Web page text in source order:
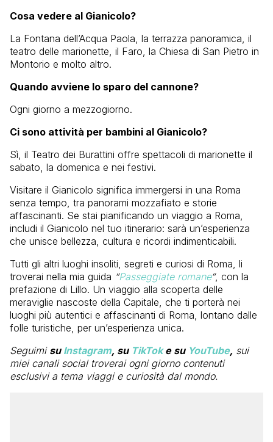
Cosa vedere al Gianicolo?
La Fontana dell’Acqua Paola, la terrazza panoramica, il
teatro delle marionette, il Faro, la Chiesa di San Pietro in
Montorio e molto altro.
Quando avviene lo sparo del cannone?
Ogni giorno a mezzogiorno.
Ci sono attività per bambini al Gianicolo?
Sì, il Teatro dei Burattini offre spettacoli di marionette il
sabato, la domenica e nei festivi.
Visitare il Gianicolo significa immergersi in una Roma
senza tempo, tra panorami mozzafiato e storie
affascinanti. Se stai pianificando un viaggio a Roma,
includi il Gianicolo nel tuo itinerario: sarà un’esperienza
che unisce bellezza, cultura e ricordi indimenticabili.
Tutti gli altri luoghi insoliti, segreti e curiosi di Roma, li
troverai nella mia guida “Passeggiate romane“, con la
prefazione di Lillo. Un viaggio alla scoperta delle
meraviglie nascoste della Capitale, che ti porterà nei
luoghi più autentici e affascinanti di Roma, lontano dalle
folle turistiche, per un’esperienza unica.
Seguimi su Instagram, su TikToke su YouTube, sui
miei canali social troverai ogni giorno contenuti
esclusivi a tema viaggi e curiosità dal mondo.